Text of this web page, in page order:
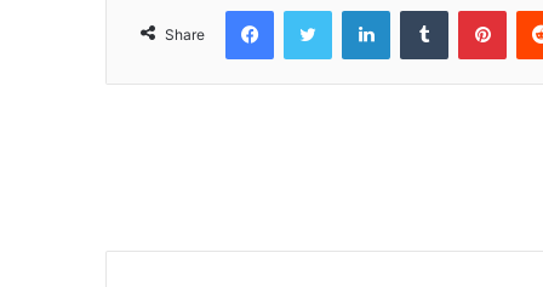
Share